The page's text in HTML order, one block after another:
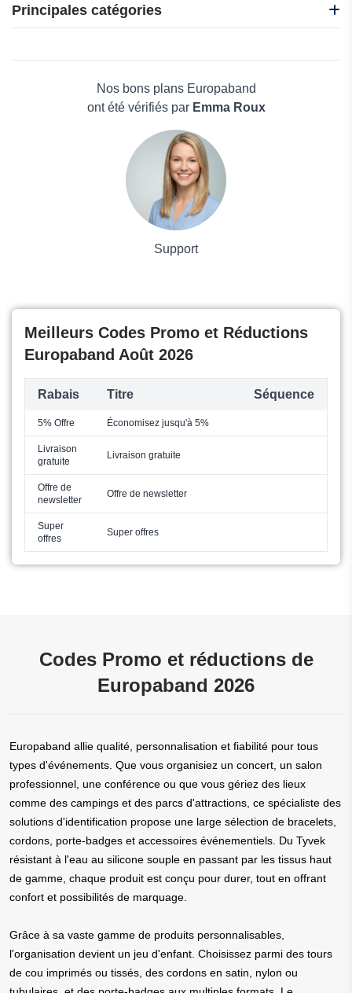
EasySMX
Gant FR
Hannun
Principales catégories
Maison & JardinNos bons plans Europaband
ont été vérifiés par Emma Roux
Support
Meilleurs Codes Promo et Réductions
Europaband Août 2026
Rabais Titre Séquence
5% Offre Économisez jusqu'à 5%
Livraison
gratuite
Livraison gratuite
Offre de
newsletter
Offre de newsletter
Super
offres
Super offres
Codes Promo et réductions de
Europaband 2026
Europaband allie qualité, personnalisation et fiabilité pour tous
types d'événements. Que vous organisiez un concert, un salon
professionnel, une conférence ou que vous gériez des lieux
comme des campings et des parcs d'attractions, ce spécialiste des
solutions d'identification propose une large sélection de bracelets,
cordons, porte-badges et accessoires événementiels. Du Tyvek
résistant à l'eau au silicone souple en passant par les tissus haut
de gamme, chaque produit est conçu pour durer, tout en offrant
confort et possibilités de marquage.
Grâce à sa vaste gamme de produits personnalisables,
l'organisation devient un jeu d'enfant. Choisissez parmi des tours
de cou imprimés ou tissés, des cordons en satin, nylon ou